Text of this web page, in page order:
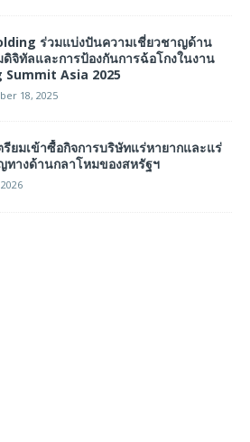
ร่วมแบ่งปันความเชี่ยวชาญด้าน
จิทัลและการป้องกันการฉ้อโกงในงาน
Summit Asia 2025
18, 2025
รียมเข้าซื้อกิจการบริษัทแร่หายากและแร่
ทางด้านกลาโหมของสหรัฐฯ